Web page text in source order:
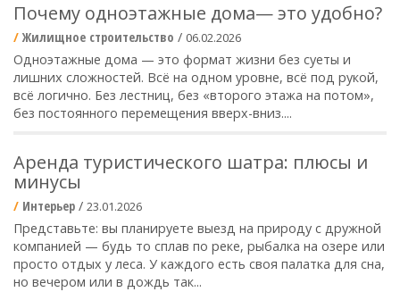
Почему одноэтажные дома— это удобно?
Жилищное строительство / 06.02.2026
Одноэтажные дома — это формат жизни без суеты и
лишних сложностей. Всё на одном уровне, всё под рукой,
всё логично. Без лестниц, без «второго этажа на потом»,
без постоянного перемещения вверх-вниз....
Аренда туристического шатра: плюсы и
минусы
Интерьер / 23.01.2026
Представьте: вы планируете выезд на природу с дружной
компанией — будь то сплав по реке, рыбалка на озере или
просто отдых у леса. У каждого есть своя палатка для сна,
но вечером или в дождь так...